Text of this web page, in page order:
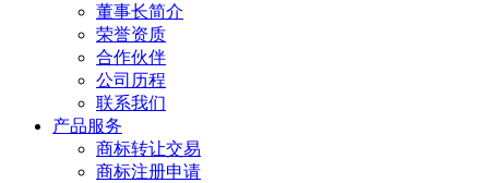
董事长简介
荣誉资质
合作伙伴
公司历程
联系我们
产品服务
商标转让交易
商标注册申请